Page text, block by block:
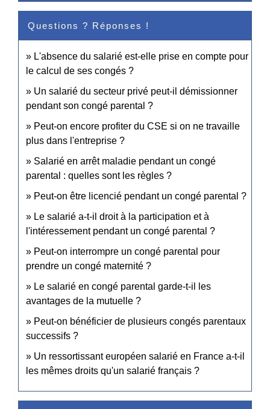
Questions ? Réponses !
L'absence du salarié est-elle prise en compte pour
le calcul de ses congés ?
Un salarié du secteur privé peut-il démissionner
pendant son congé parental ?
Peut-on encore profiter du CSE si on ne travaille
plus dans l'entreprise ?
Salarié en arrêt maladie pendant un congé
parental : quelles sont les règles ?
Peut-on être licencié pendant un congé parental ?
Le salarié a-t-il droit à la participation et à
l'intéressement pendant un congé parental ?
Peut-on interrompre un congé parental pour
prendre un congé maternité ?
Le salarié en congé parental garde-t-il les
avantages de la mutuelle ?
Peut-on bénéficier de plusieurs congés parentaux
successifs ?
Un ressortissant européen salarié en France a-t-il
les mêmes droits qu'un salarié français ?